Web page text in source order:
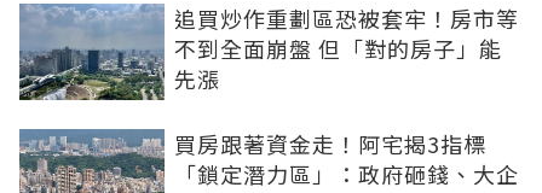
追買炒作重劃區恐被套牢！房市等
不到全面崩盤 但「對的房子」能
先漲
買房跟著資金走！阿宅揭3指標
「鎖定潛力區」：政府砸錢、大企